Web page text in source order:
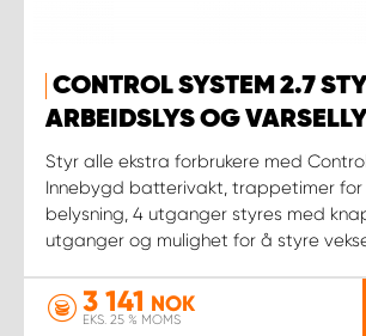
CONTROL SYSTEM 2.7
ARBEIDSLYS OG
Styr alle ekstra forbrukere med
Innebygd batterivakt, trappetimer for
belysning, 4 utganger styres med
utganger og mulighet for å styre
3 141 NOK
EKS. 25 % MOMS